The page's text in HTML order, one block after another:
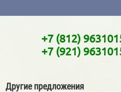
+7 (812)
+7 (921)
Другие предложения